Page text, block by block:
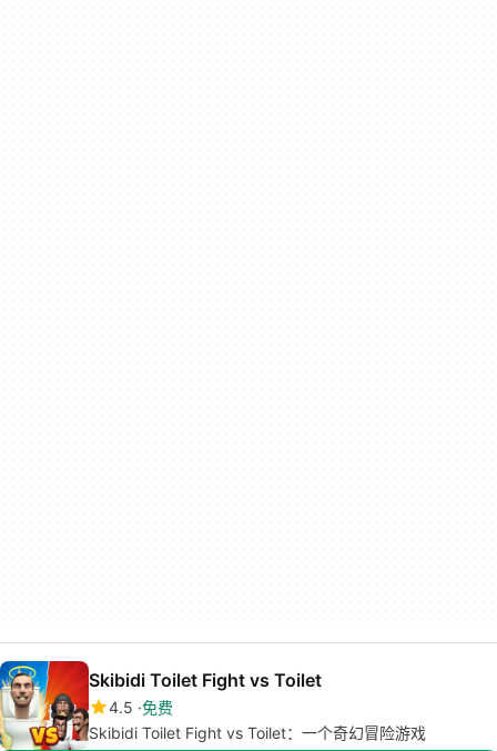
Skibidi Toilet Fight vs Toilet
4.5 免费
Skibidi Toilet Fight vs Toilet：一个奇幻冒险游戏